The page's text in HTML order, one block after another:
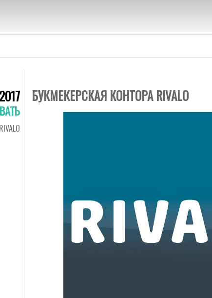
Букмекерские конторы
RIVALO
БУКМЕКЕРСКАЯ КОНТОРА RIVALO